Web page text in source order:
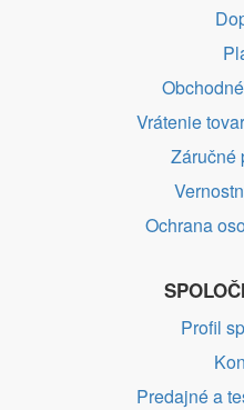
Vrátenie
Záručné
Ochrana
Profil
Predajné a